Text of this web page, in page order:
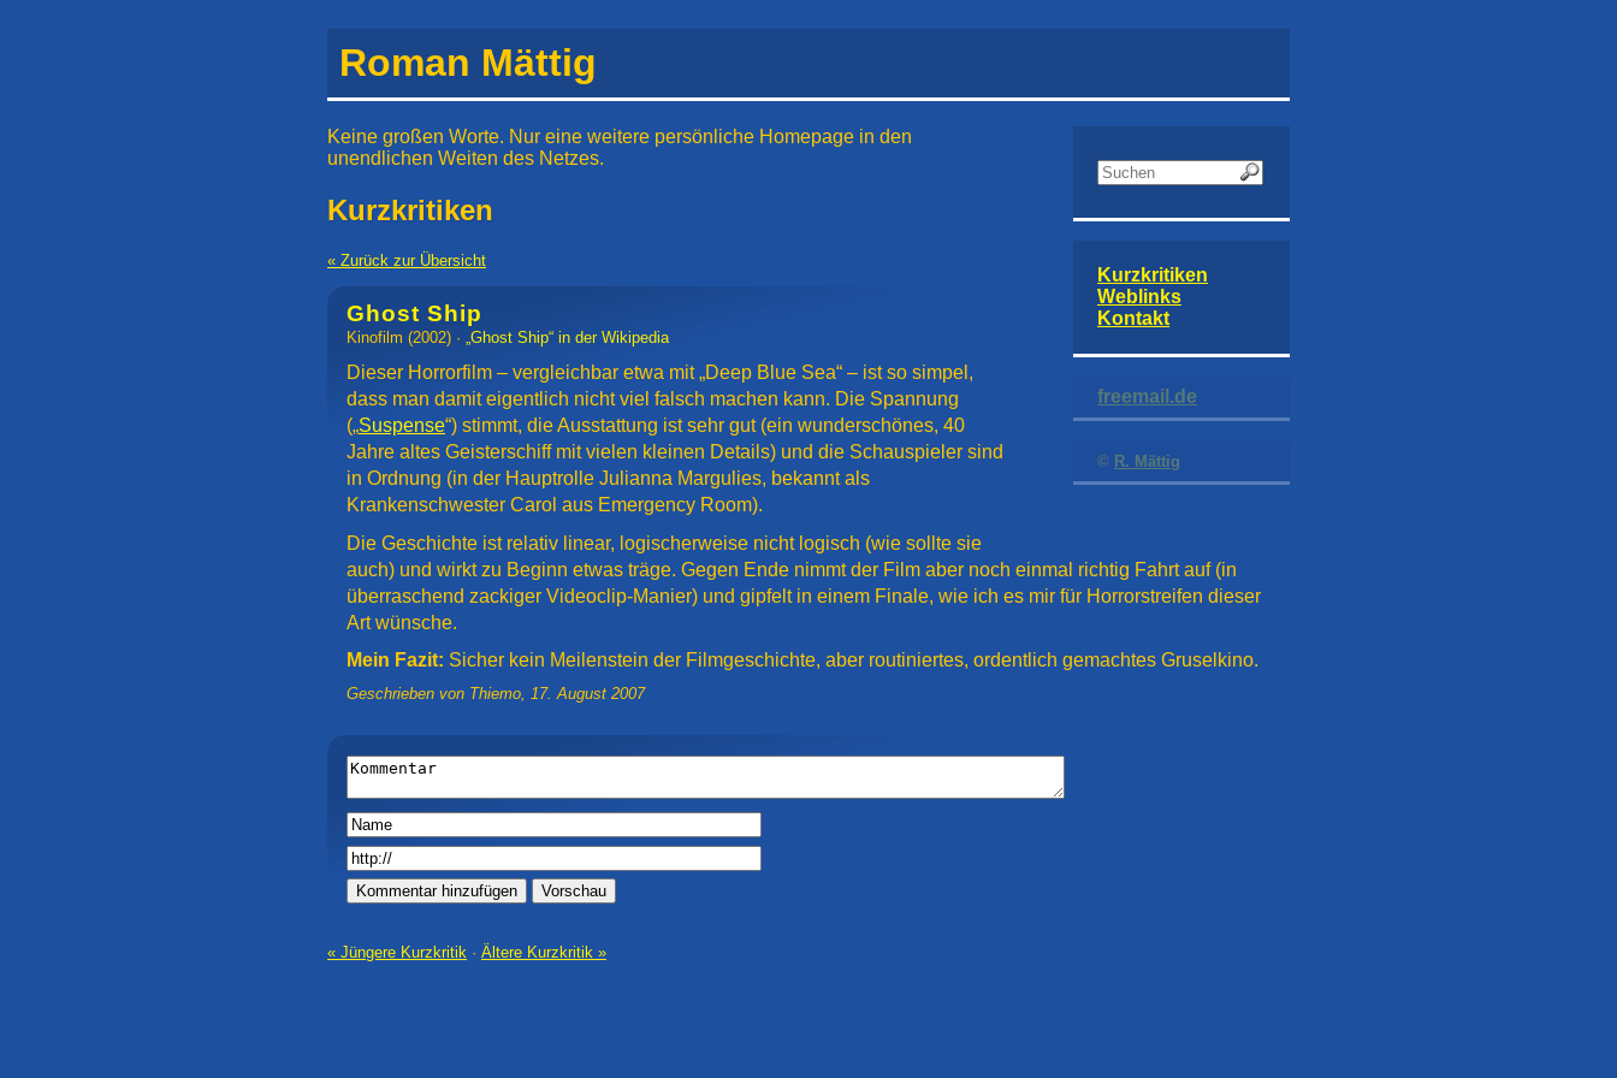
Roman Mättig
Kurzkritiken
Weblinks
Kontakt
freemail.de
© R. Mättig
Keine großen Worte. Nur eine weitere persönliche Homepage in den
unendlichen Weiten des Netzes.
Kurzkritiken
« Zurück zur Übersicht
Ghost Ship
Kinofilm (2002) · „Ghost Ship“ in der Wikipedia
Dieser Horrorfilm – vergleichbar etwa mit „Deep Blue Sea“ – ist so simpel,
dass man damit eigentlich nicht viel falsch machen kann. Die Spannung
(„Suspense“) stimmt, die Ausstattung ist sehr gut (ein wunderschönes, 40
Jahre altes Geisterschiff mit vielen kleinen Details) und die Schauspieler sind
in Ordnung (in der Hauptrolle Julianna Margulies, bekannt als
Krankenschwester Carol aus Emergency Room).
Die Geschichte ist relativ linear, logischerweise nicht logisch (wie sollte sie
auch) und wirkt zu Beginn etwas träge. Gegen Ende nimmt der Film aber noch einmal richtig Fahrt auf (in
überraschend zackiger Videoclip-Manier) und gipfelt in einem Finale, wie ich es mir für Horrorstreifen dieser
Art wünsche.
Mein Fazit: Sicher kein Meilenstein der Filmgeschichte, aber routiniertes, ordentlich gemachtes Gruselkino.
Geschrieben von Thiemo, 17. August 2007
« Jüngere Kurzkritik · Ältere Kurzkritik »